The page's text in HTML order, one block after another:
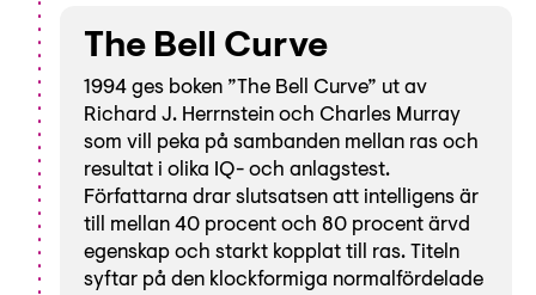
The Bell Curve
1994 ges boken ”The Bell Curve” ut av
Richard J. Herrnstein och Charles Murray
som vill peka på sambanden mellan ras och
resultat i olika IQ- och anlagstest.
Författarna drar slutsatsen att intelligens är
till mellan 40 procent och 80 procent ärvd
egenskap och starkt kopplat till ras. Titeln
syftar på den klockformiga normalfördelade